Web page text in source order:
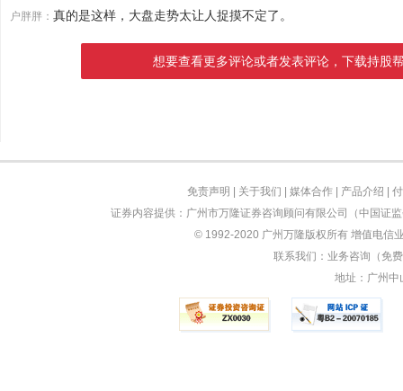
户胖胖： 真的是这样，大盘走势太让人捉摸不定了。
想要查看更多评论或者发表评论，下载持股
免责声明 关于我们 媒体合作| 产品介绍
证券内容提供：广州市万隆证券咨询顾问有限公司（中国证
© 1992-2020 广州万隆版权所有 增值电信
联系我们：业务咨询（免
地址：广州中